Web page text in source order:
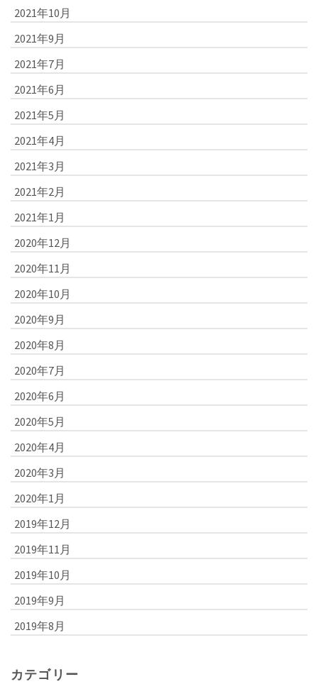
2021年10月
2021年9月
2021年7月
2021年6月
2021年5月
2021年4月
2021年3月
2021年2月
2021年1月
2020年12月
2020年11月
2020年10月
2020年9月
2020年8月
2020年7月
2020年6月
2020年5月
2020年4月
2020年3月
2020年1月
2019年12月
2019年11月
2019年10月
2019年9月
2019年8月
カテゴリー